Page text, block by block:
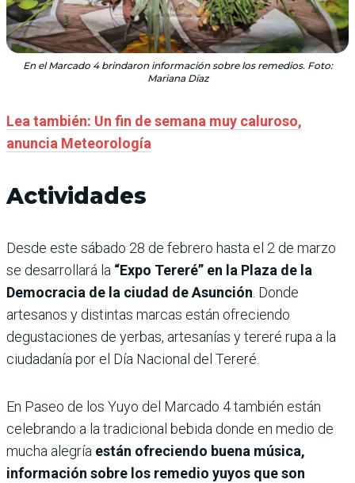
En el Marcado 4 brindaron información sobre los remedios. Foto:
Mariana Díaz
Lea también: Un fin de semana muy caluroso,
anuncia Meteorología
Actividades
Desde este sábado 28 de febrero hasta el 2 de marzo
se desarrollará la “Expo Tereré” en la Plaza de la
Democracia de la ciudad de Asunción . Donde
artesanos y distintas marcas están ofreciendo
degustaciones de yerbas, artesanías y tereré rupa a la
ciudadanía por el Día Nacional del Tereré.
En Paseo de los Yuyo del Marcado 4 también están
celebrando a la tradicional bebida donde en medio de
mucha alegría están ofreciendo buena música,
información sobre los remedio yuyos que son